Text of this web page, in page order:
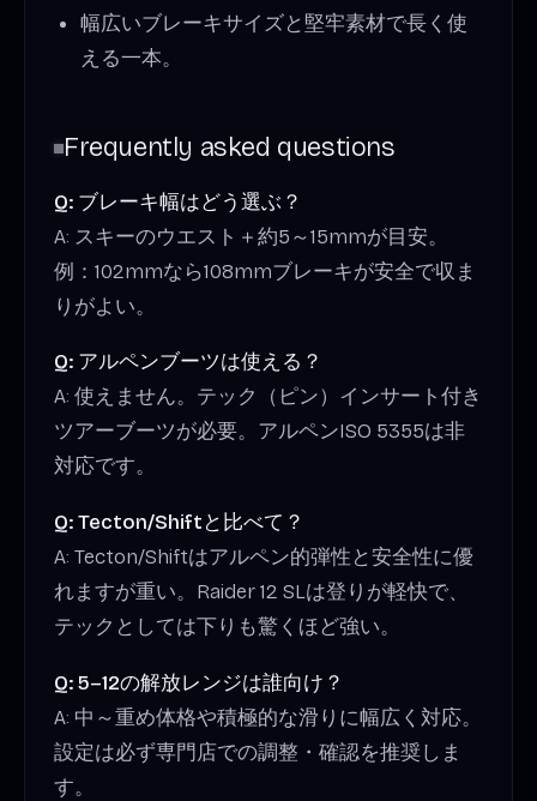
幅広いブレーキサイズと堅牢素材で長く使
える一本。
Frequently asked questions
Q: ブレーキ幅はどう選ぶ？
A: スキーのウエスト＋約5～15mmが目安。
例：102mmなら108mmブレーキが安全で収ま
りがよい。
Q: アルペンブーツは使える？
A: 使えません。テック（ピン）インサート付き
ツアーブーツが必要。アルペンISO 5355は非
対応です。
Q: Tecton/Shiftと比べて？
A: Tecton/Shiftはアルペン的弾性と安全性に優
れますが重い。Raider 12 SLは登りが軽快で、
テックとしては下りも驚くほど強い。
Q: 5–12の解放レンジは誰向け？
A: 中～重め体格や積極的な滑りに幅広く対応。
設定は必ず専門店での調整・確認を推奨しま
す。